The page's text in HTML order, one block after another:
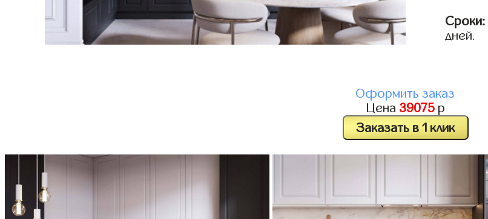
Сроки:
дней.
Оформить заказ
Цена 39075р
Заказать в 1 клик